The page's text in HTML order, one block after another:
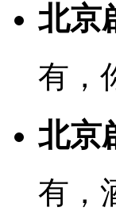
北京
有，
北京
有，